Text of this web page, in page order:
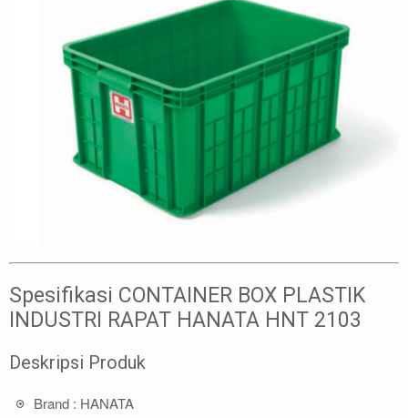
Spesifikasi CONTAINER BOX PLASTIK
INDUSTRI RAPAT HANATA HNT 2103
Deskripsi Produk
Brand : HANATA